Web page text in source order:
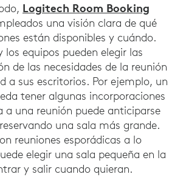
Logitech Room Booking
una visión clara de qué
están disponibles y cuándo.
los equipos pueden elegir las
de las necesidades de la reunión
a sus escritorios. Por ejemplo, un
tener algunas incorporaciones
a una reunión puede anticiparse
una sala más grande.
reuniones esporádicas a lo
elegir una sala pequeña en la
y salir cuando quieran.